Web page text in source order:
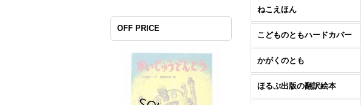
OFF PRICE
ねこえほん
こどものともハードカバー
かがくのとも
ほるぷ出版の翻訳絵本